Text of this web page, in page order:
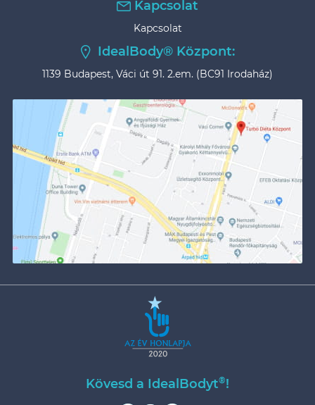
Kapcsolat
Kapcsolat
IdealBody® Központ:
1139 Budapest, Váci út 91. 2.em. (BC91 Irodaház)
Kövesd a IdealBodyt®!